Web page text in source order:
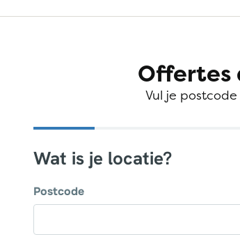
Offertes
Vul je